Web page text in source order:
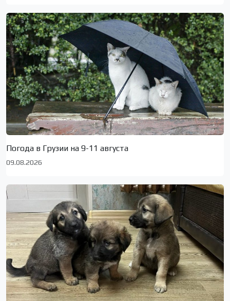
Погода в Грузии на 9-11 августа
09.08.2026